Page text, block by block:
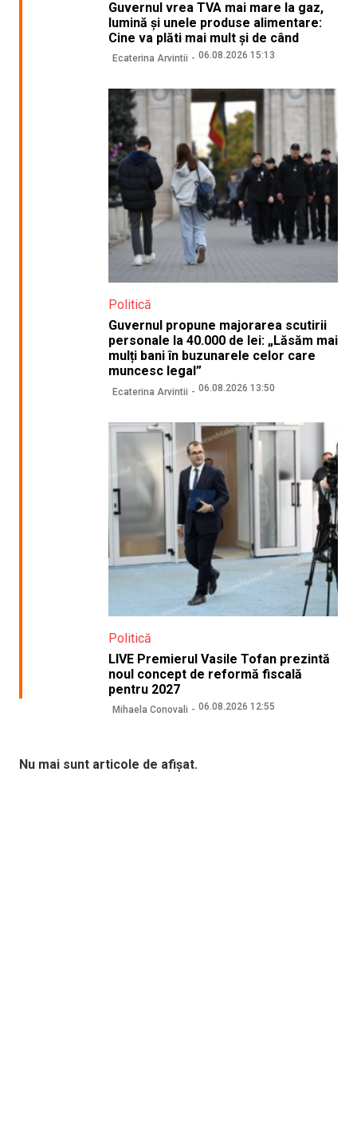
Guvernul vrea TVA mai mare la gaz,
lumină și unele produse alimentare:
Cine va plăti mai mult și de când
Ecaterina Arvintii 06.08.2026 15:13
Politică
Guvernul propune majorarea scutirii
personale la 40.000 de lei: „Lăsăm mai
mulți bani în buzunarele celor care
muncesc legal”
Ecaterina Arvintii 06.08.2026 13:50
Politică
LIVE Premierul Vasile Tofan prezintă
noul concept de reformă fiscală
pentru 2027
Mihaela Conovali 06.08.2026 12:55
Nu mai sunt articole de afișat.